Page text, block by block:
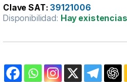
Clave SAT: 39121006
Disponibilidad: Hay existencias